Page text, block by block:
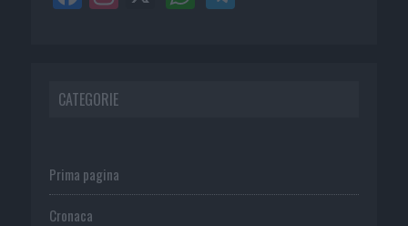
CATEGORIE
Prima pagina
Cronaca